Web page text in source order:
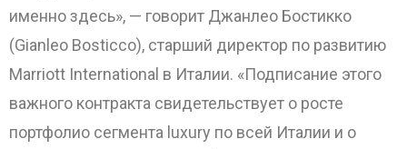
именно здесь», — говорит Джанлео Бостикко
(Gianleo Bosticco), старший директор по развитию
Marriott International в Италии. «Подписание этого
важного контракта свидетельствует о росте
портфолио сегмента luxury по всей Италии и о